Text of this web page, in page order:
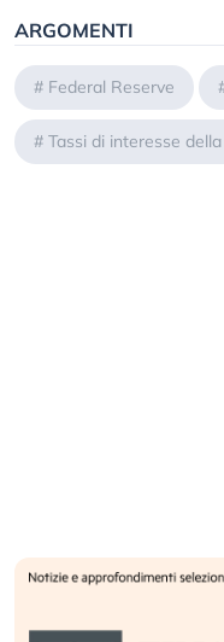
ARGOMENTI
# Federal Reserve
# Tassi di interesse